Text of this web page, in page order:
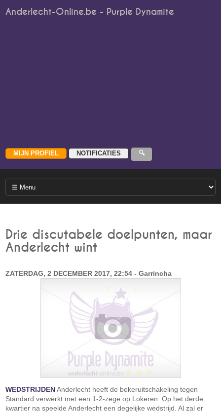
Anderlecht-Online.be - Purple Dynamite
Drie discutabele doelpunten, maar
Anderlecht wint
ZATERDAG, 2 DECEMBER 2017, 22:54 - Garrincha
WEDSTRIJDENAnderlecht heeft de bekeruitschakeling tegen
Standard verwerkt met een 1-2-zege op Lokeren. Op het derde
kwartier na speelde Anderlecht een degelijke wedstrijd. Al zal er